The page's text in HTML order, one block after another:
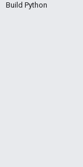
Build Python